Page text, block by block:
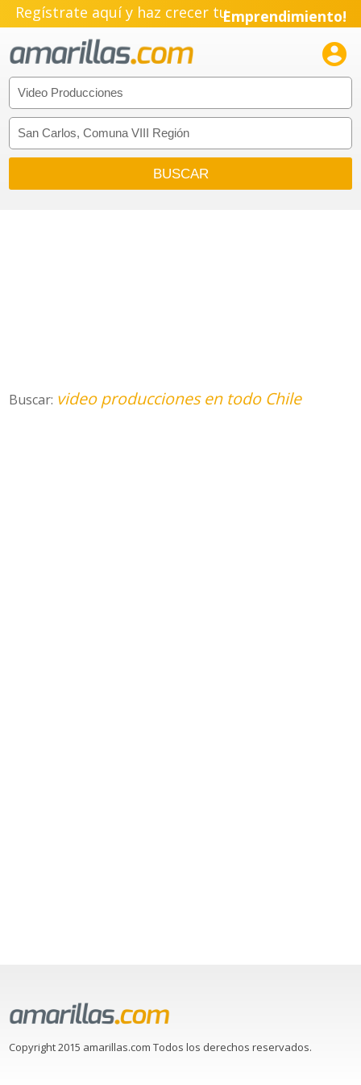
Regístrate aquí y haz crecer tuEmprendimiento!

Buscar: video producciones en todo Chile
Copyright 2015 amarillas.com Todos los derechos reservados.